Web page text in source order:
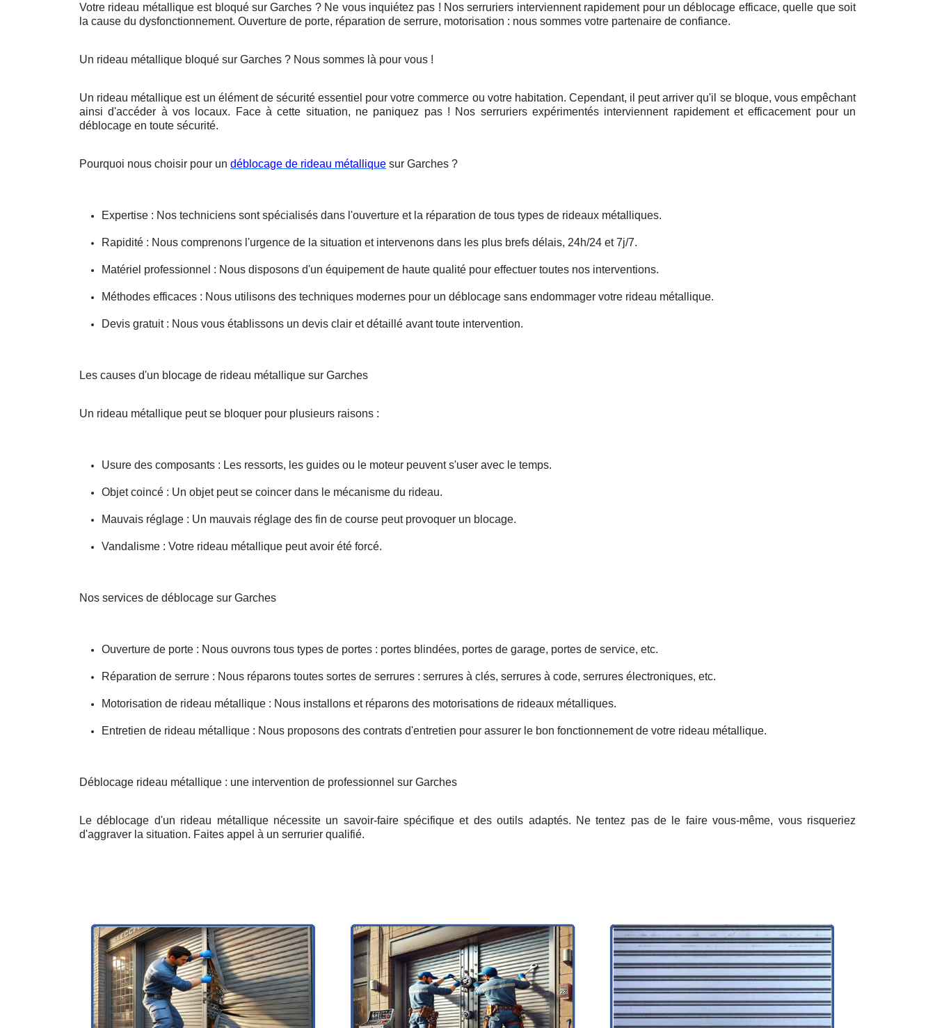
Votre rideau métallique est bloqué sur Garches ? Ne vous inquiétez pas ! Nos serruriers interviennent rapidement pour un déblocage efficace, quelle que soit
la cause du dysfonctionnement. Ouverture de porte, réparation de serrure, motorisation : nous sommes votre partenaire de confiance.
Un rideau métallique bloqué sur Garches ? Nous sommes là pour vous !
Un rideau métallique est un élément de sécurité essentiel pour votre commerce ou votre habitation. Cependant, il peut arriver qu'il se bloque, vous empêchant
ainsi d'accéder à vos locaux. Face à cette situation, ne paniquez pas ! Nos serruriers expérimentés interviennent rapidement et efficacement pour un
déblocage en toute sécurité.
Pourquoi nous choisir pour un déblocage de rideau métallique sur Garches ?
Expertise : Nos techniciens sont spécialisés dans l'ouverture et la réparation de tous types de rideaux métalliques.
Rapidité : Nous comprenons l'urgence de la situation et intervenons dans les plus brefs délais, 24h/24 et 7j/7.
Matériel professionnel : Nous disposons d'un équipement de haute qualité pour effectuer toutes nos interventions.
Méthodes efficaces : Nous utilisons des techniques modernes pour un déblocage sans endommager votre rideau métallique.
Devis gratuit : Nous vous établissons un devis clair et détaillé avant toute intervention.
Les causes d'un blocage de rideau métallique sur Garches
Un rideau métallique peut se bloquer pour plusieurs raisons :
Usure des composants : Les ressorts, les guides ou le moteur peuvent s'user avec le temps.
Objet coincé : Un objet peut se coincer dans le mécanisme du rideau.
Mauvais réglage : Un mauvais réglage des fin de course peut provoquer un blocage.
Vandalisme : Votre rideau métallique peut avoir été forcé.
Nos services de déblocage sur Garches
Ouverture de porte : Nous ouvrons tous types de portes : portes blindées, portes de garage, portes de service, etc.
Réparation de serrure : Nous réparons toutes sortes de serrures : serrures à clés, serrures à code, serrures électroniques, etc.
Motorisation de rideau métallique : Nous installons et réparons des motorisations de rideaux métalliques.
Entretien de rideau métallique : Nous proposons des contrats d'entretien pour assurer le bon fonctionnement de votre rideau métallique.
Déblocage rideau métallique : une intervention de professionnel sur Garches
Le déblocage d'un rideau métallique nécessite un savoir-faire spécifique et des outils adaptés. Ne tentez pas de le faire vous-même, vous risqueriez
d'aggraver la situation. Faites appel à un serrurier qualifié.